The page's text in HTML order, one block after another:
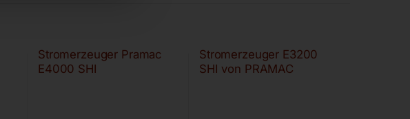
Stromerzeuger Pramac
E4000 SHI
Stromerzeuger E3200
SHI von PRAMAC